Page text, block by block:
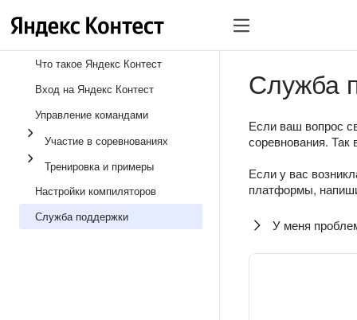
Что такое Яндекс Контест
Вход на Яндекс Контест
Управление командами
Участие в соревнованиях
Тренировка и примеры
Настройки компиляторов
Служба поддержки
Служба
Если ваш вопрос
соревнования. Так
Если у вас
платформы,
У меня